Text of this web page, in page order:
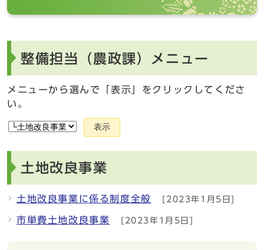
整備担当（農政課）メニュー
メニューから選んで「表示」をクリックしてくださ
い。
表示
土地改良事業
土地改良事業に係る制度全般 [2023年1月5日]
市単費土地改良事業 [2023年1月5日]